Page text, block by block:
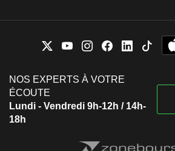
NOS EXPERTS À VOTRE
ÉCOUTE
Lundi - Vendredi 9h-12h / 14h-
18h